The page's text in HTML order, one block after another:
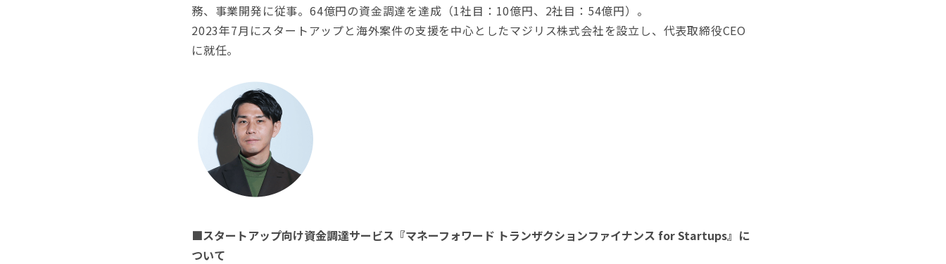
務、事業開発に従事。64億円の資金調達を達成（1社目：10億円、2社目：54億円）。
2023年7月にスタートアップと海外案件の支援を中心としたマジリス株式会社を設立し、代表取締役CEO
に就任。
■スタートアップ向け資金調達サービス『マネーフォワード トランザクションファイナンス for Startups』に
ついて